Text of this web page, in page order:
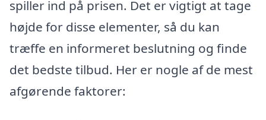
spiller ind på prisen. Det er vigtigt at tage
højde for disse elementer, så du kan
træffe en informeret beslutning og finde
det bedste tilbud. Her er nogle af de mest
afgørende faktorer: